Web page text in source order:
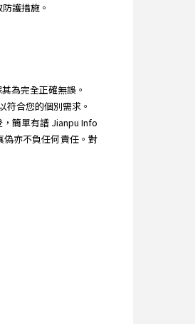
護措施。
為完全正確無誤。
合您的個別需求。
簡單有譜 Jianpu Info
亦不負任何責任。對